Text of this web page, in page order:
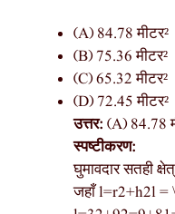
(A) 84.78 मीटर²
(B) 75.36 मीटर²
(C) 65.32 मीटर²
(D) 72.45 मीटर²
उत्तर: (A) 84.78
स्पष्टीकरण:
घुमावदार सतही
जहाँ l=r2+h2l